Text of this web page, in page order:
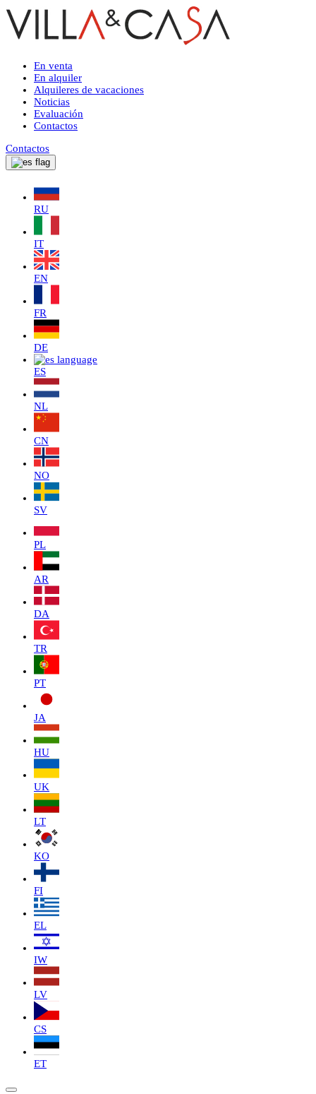
En venta
En alquiler
Alquileres de vacaciones
Noticias
Evaluación
Contactos
Contactos
RU
IT
EN
FR
DE
ES
NL
CN
NO
SV
PL
AR
DA
TR
PT
JA
HU
UK
LT
KO
FI
EL
IW
LV
CS
ET